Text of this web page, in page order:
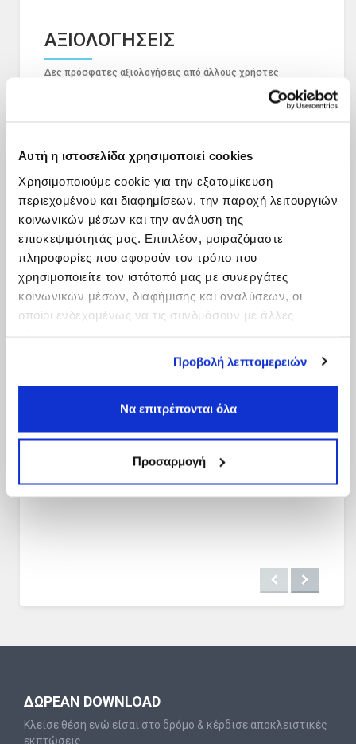
Αυτή η ιστοσελίδα χρησιμοποιεί cookies
Χρησιμοποιούμε cookie για την εξατομίκευση
περιεχομένου και διαφημίσεων, την παροχή λειτουργιών
κοινωνικών μέσων και την ανάλυση της
επισκεψιμότητάς μας. Επιπλέον, μοιραζόμαστε
πληροφορίες που αφορούν τον τρόπο που
χρησιμοποιείτε τον ιστότοπό μας με συνεργάτες
κοινωνικών μέσων, διαφήμισης και αναλύσεων, οι
οποίοι ενδεχομένως να τις συνδυάσουν με άλλες
Προβολή λεπτομερειών
Να επιτρέπονται όλα
Προσαρμογή
ΑΞΙΟΛΟΓΗΣΕΙΣ
Δες πρόσφατες αξιολογήσεις από άλλους χρήστες
ΔΩΡΕΑΝ DOWNLOAD
Κλείσε θέση ενώ είσαι στο δρόμο & κέρδισε αποκλειστικές
εκπτώσεις